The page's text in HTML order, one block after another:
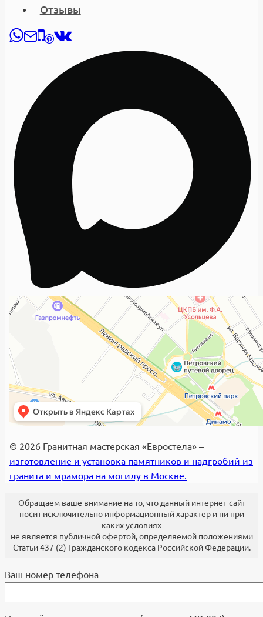
Отзывы
© 2026 Гранитная мастерская «Евростела» –
изготовление и установка памятников и надгробий из
гранита и мрамора на могилу в Москве.
Обращаем ваше внимание на то, что данный интернет-сайт
носит исключительно информационный характер и ни при
каких условиях
не является публичной офертой, определяемой положениями
Статьи 437 (2) Гражданского кодекса Российской Федерации.
Ваш номер телефона